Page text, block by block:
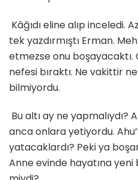
Kâğıdı eline alıp inceledi.
tek yazdırmıştı Erman.
etmezse onu
nefesi bıraktı. Ne vakittir
bilmiyordu.
Bu altı ay ne yapmalıydı?
anca onlara yetiyordu.
yatacaklardı? Peki ya
Anne evinde hayatına